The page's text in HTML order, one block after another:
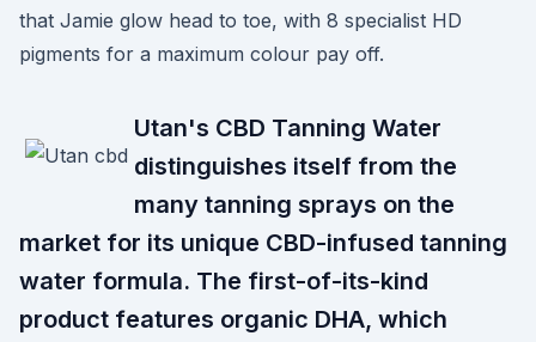
that Jamie glow head to toe, with 8 specialist HD
pigments for a maximum colour pay off.
Utan's CBD Tanning Water
distinguishes itself from the
many tanning sprays on the
market for its unique CBD-infused tanning
water formula. The first-of-its-kind
product features organic DHA, which